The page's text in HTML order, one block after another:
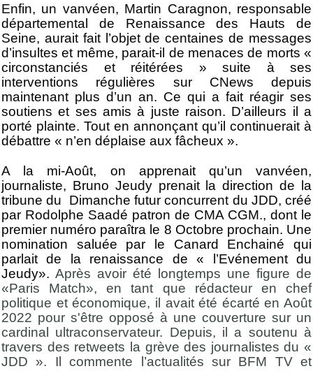
Enfin, un vanvéen, Martin Caragnon, responsable
départemental de Renaissance des Hauts de
Seine, aurait fait l’objet de centaines de messages
d’insultes et même, parait-il de menaces de morts «
circonstanciés et réitérées » suite à ses
interventions régulières sur CNews depuis
maintenant plus d’un an. Ce qui a fait réagir ses
soutiens et ses amis à juste raison. D’ailleurs il a
porté plainte. Tout en annonçant qu’il continuerait à
débattre « n’en déplaise aux fâcheux ».
A la mi-Août, on apprenait qu’un vanvéen,
journaliste, Bruno Jeudy prenait la direction de la
tribune du Dimanche futur concurrent du JDD, créé
par Rodolphe Saadé patron de CMA CGM., dont le
premier numéro paraîtra le 8 Octobre prochain. Une
nomination saluée par le Canard Enchainé qui
parlait de la renaissance de « l’Evénement du
Jeudy». Après avoir été longtemps une figure de
«Paris Match», en tant que rédacteur en chef
politique et économique, il avait été écarté en Août
2022 pour s'être opposé à une couverture sur un
cardinal ultraconservateur. Depuis, il a soutenu à
travers des retweets la grève des journalistes du «
JDD ». Il commente l’actualités sur BFM TV et